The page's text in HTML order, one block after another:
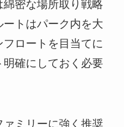
密な場所取り戦略
トはパーク内を大
ロートを目当てに
確にしておく必要
ァミリーに強く推奨